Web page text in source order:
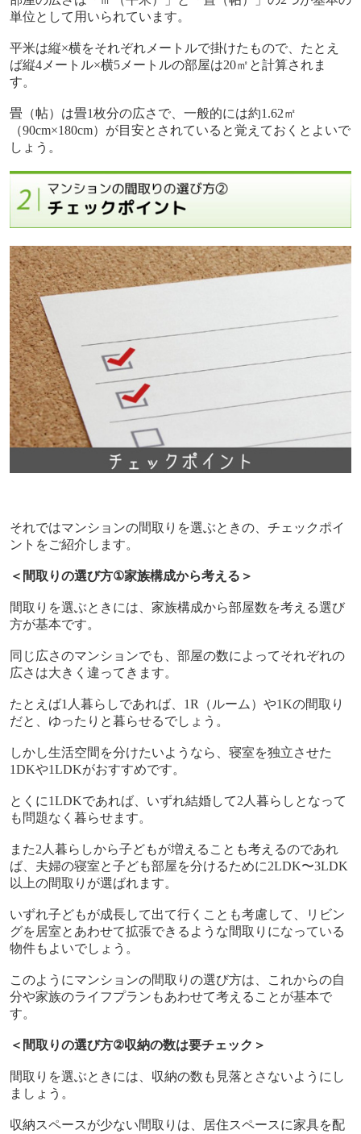
単位として用いられています。
平米は縦×横をそれぞれメートルで掛けたもので、たとえ
ば縦4メートル×横5メートルの部屋は20㎡と計算されま
す。
畳（帖）は畳1枚分の広さで、一般的には約1.62㎡
（90cm×180cm）が目安とされていると覚えておくとよいで
しょう。
それではマンションの間取りを選ぶときの、チェックポイ
ントをご紹介します。
＜間取りの選び方①家族構成から考える＞
間取りを選ぶときには、家族構成から部屋数を考える選び
方が基本です。
同じ広さのマンションでも、部屋の数によってそれぞれの
広さは大きく違ってきます。
たとえば1 人暮らしであれば、 1R （ルーム）や1Kの間取り
だと、ゆったりと暮らせるでしょう。
しかし生活空間を分けたいようなら、寝室を独立させた
1DKや1LDKがおすすめです。
とくに1LDKであれば、いずれ結婚して2 人暮らしとなって
も問題なく暮らせます。
また2 人暮らしから子どもが増えることも考えるのであれ
ば、夫婦の寝室と子ども部屋を分けるために2LDK〜3LDK
以上の間取りが選ばれます。
いずれ子どもが成長して出て行くことも考慮して、リビン
グを居室とあわせて拡張できるような間取りになっている
物件もよいでしょう。
このようにマンションの間取りの選び方は、これからの自
分や家族のライフプランもあわせて考えることが基本で
す。
＜間取りの選び方②収納の数は要チェック＞
間取りを選ぶときには、収納の数も見落とさないようにし
ましょう。
収納スペースが少ない間取りは、居住スペースに家具を配